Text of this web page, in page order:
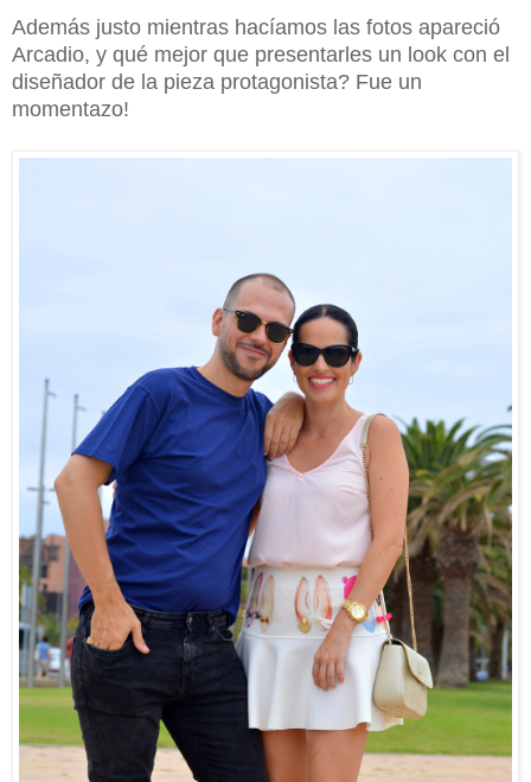
Además justo mientras hacíamos las fotos apareció
Arcadio, y qué mejor que presentarles un look con el
diseñador de la pieza protagonista? Fue un
momentazo!